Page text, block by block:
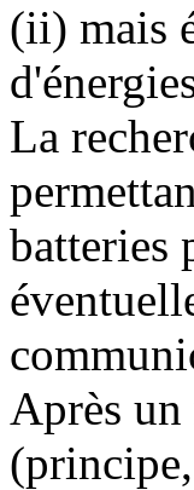
(ii) mais
La
batteries
Après